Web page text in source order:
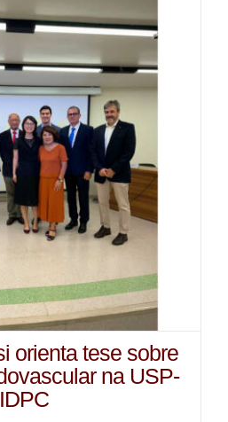
orienta tese sobre
na USP-
IDPC